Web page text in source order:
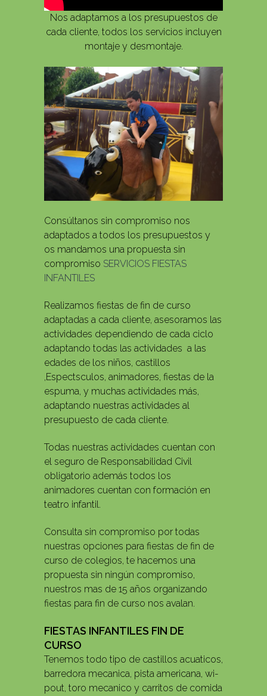
Nos adaptamos a los presupuestos de
cada cliente, todos los servicios incluyen
montaje y desmontaje.
Consúltanos sin compromiso nos
adaptados a todos los presupuestos y
os mandamos una propuesta sin
compromiso SERVICIOS FIESTAS
INFANTILES
Realizamos fiestas de fin de curso
adaptadas a cada cliente, asesoramos las
actividades dependiendo de cada ciclo
adaptando todas las actividades a las
edades de los niños, castillos
,Espectsculos, animadores, fiestas de la
espuma, y muchas actividades más,
adaptando nuestras actividades al
presupuesto de cada cliente.
Todas nuestras actividades cuentan con
el seguro de Responsabilidad Civil
obligatorio además todos los
animadores cuentan con formación en
teatro infantil.
Consulta sin compromiso por todas
nuestras opciones para fiestas de fin de
curso de colegios, te hacemos una
propuesta sin ningún compromiso,
nuestros mas de 15 años organizando
fiestas para fin de curso nos avalan.
FIESTAS INFANTILES FIN DE
CURSO
Tenemos todo tipo de castillos acuaticos,
barredora mecanica, pista americana, wi-
pout, toro mecanico y carritos de comida